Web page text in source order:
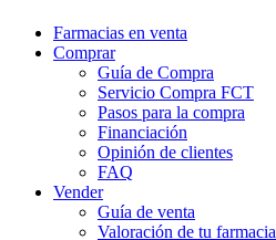
Farmacias en venta
Comprar
Guía de Compra
Servicio Compra FCT
Pasos para la compra
Financiación
Opinión de clientes
FAQ
Vender
Guía de venta
Valoración de tu farmacia